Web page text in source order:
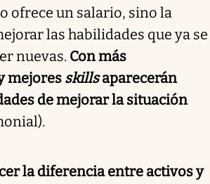
ofrece un salario, sino la
las habilidades que ya se
nuevas. Con más
mejores skillsaparecerán
de mejorar la situación
la diferencia entre activos y